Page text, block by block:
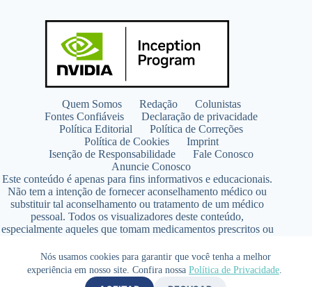
Nós usamos cookies para garantir que você tenha a melhor
experiência em nosso site. Confira nossa Política de Privacidade.
Quem Somos Redação
Colunistas
Fontes Confiáveis
Declaração de privacidade
Política Editorial
Política de Correções
Política de Cookies
Imprint
Isenção de Responsabilidade
Fale Conosco
Anuncie Conosco
Este conteúdo é apenas para fins informativos e educacionais.
Não tem a intenção de fornecer aconselhamento médico ou
substituir tal aconselhamento ou tratamento de um médico
pessoal. Todos os visualizadores deste conteúdo,
especialmente aqueles que tomam medicamentos prescritos ou
qualquer programa de nutrição, suplementação ou estilo de
vida.
Copyright © 2026 - SaúdeLAB.com pertence ao grupo